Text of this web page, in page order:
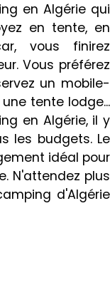
en Algérie qui
en tente, en
vous finirez
Vous préférez
un mobile-
tente lodge...
en Algérie, il y
les budgets. Le
idéal pour
N'attendez plus
d'Algérie